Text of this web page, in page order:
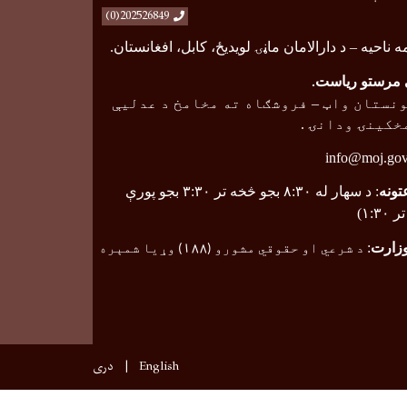
202526849(0)
ناحیه – د دارالامان ماڼۍ لویدیځ، کابل، افغانستان.
مرستو ریاست.
واټ – فروشګاه ته مخامخ د عدلیې
ودانۍ .
: د سهار له ۸:۳۰ بجو څخه تر ۳:۳۰ بجو پورې
: د شرعي او حقوقي مشورو (۱۸۸ ) وړیا شمېره
English دری